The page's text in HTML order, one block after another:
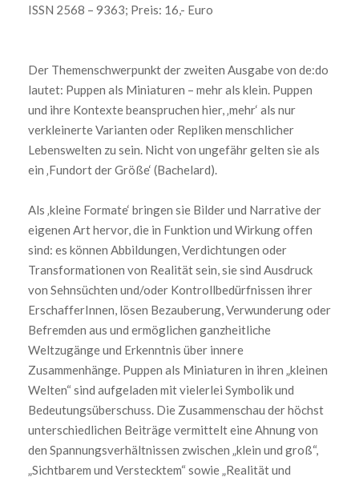
ISSN 2568 – 9363; Preis: 16,- Euro
Der Themenschwerpunkt der zweiten Ausgabe von de:do
lautet: Puppen als Miniaturen – mehr als klein. Puppen
und ihre Kontexte beanspruchen hier, ‚mehr‘ als nur
verkleinerte Varianten oder Repliken menschlicher
Lebenswelten zu sein. Nicht von ungefähr gelten sie als
ein ‚Fundort der Größe‘ (Bachelard).
Als ‚kleine Formate‘ bringen sie Bilder und Narrative der
eigenen Art hervor, die in Funktion und Wirkung offen
sind: es können Abbildungen, Verdichtungen oder
Transformationen von Realität sein, sie sind Ausdruck
von Sehnsüchten und/oder Kontrollbedürfnissen ihrer
ErschafferInnen, lösen Bezauberung, Verwunderung oder
Befremden aus und ermöglichen ganzheitliche
Weltzugänge und Erkenntnis über innere
Zusammenhänge. Puppen als Miniaturen in ihren „kleinen
Welten“ sind aufgeladen mit vielerlei Symbolik und
Bedeutungsüberschuss. Die Zusammenschau der höchst
unterschiedlichen Beiträge vermittelt eine Ahnung von
den Spannungsverhältnissen zwischen „klein und groß“,
„Sichtbarem und Verstecktem“ sowie „Realität und